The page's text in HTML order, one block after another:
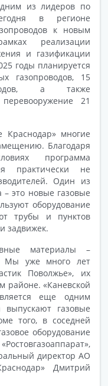
из лидеров по
в регионе
к новым
реализации
и газификации
годы планируется
газопроводов, 15
а также
21
Краснодар» многие
Благодаря
программа
практически не
Один из
– это новые газовые
оборудование
от трубы и пунктов
задвижек.
материалы –
Мы уже много лет
Поволжье», их
районе. «Каневской
еще одним
газовые
того, в соседней
оборудование
директор АО
Дмитрий